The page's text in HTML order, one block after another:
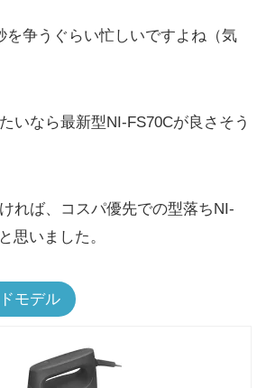
を争うぐらい忙しいですよね（気
いなら最新型NI-FS70Cが良さそう
れば、コスパ優先での型落ちNI-
思いました。
モデル